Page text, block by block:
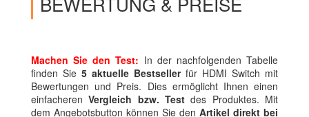
Machen Sie den Test: In der nachfolgenden Tabelle
finden Sie 5 aktuelle Bestsellerfür HDMI Switch mit
Bewertungen und Preis. Dies ermöglicht Ihnen einen
einfacherenVergleich bzw. Test des Produktes. Mit
dem Angebotsbutton können Sie den Artikel direkt bei